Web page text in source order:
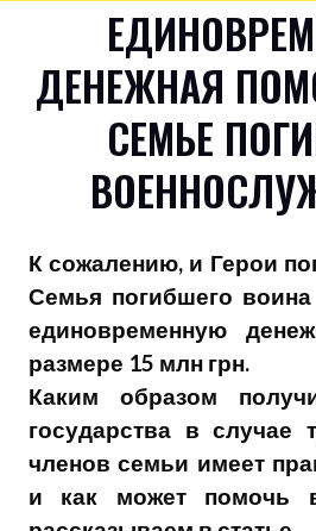
ДЕНЕЖНАЯ
СЕМЬЕ
К сожалению, и Герои
Семья погибшего
единовременную
размере 15 млн грн.
Каким образом
государства в случае
членов семьи имеет
и как может помочь